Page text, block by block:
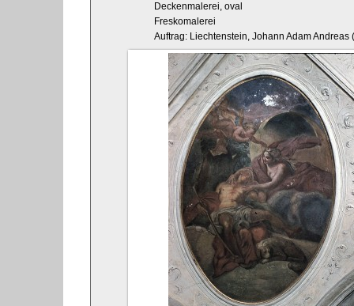
Deckenmalerei, oval
Freskomalerei
Auftrag: Liechtenstein, Johann Adam Andreas